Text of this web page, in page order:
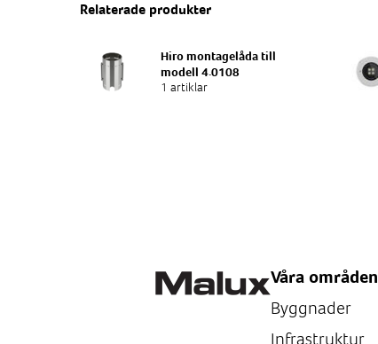
Relaterade produkter
Hiro montagelåda till
modell 4.0108
1 artiklar
Våra områden
Byggnader